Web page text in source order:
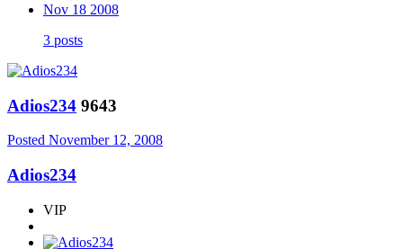
Nov 18 2008
3 posts
Adios234 9643
Posted November 12, 2008
Adios234
VIP